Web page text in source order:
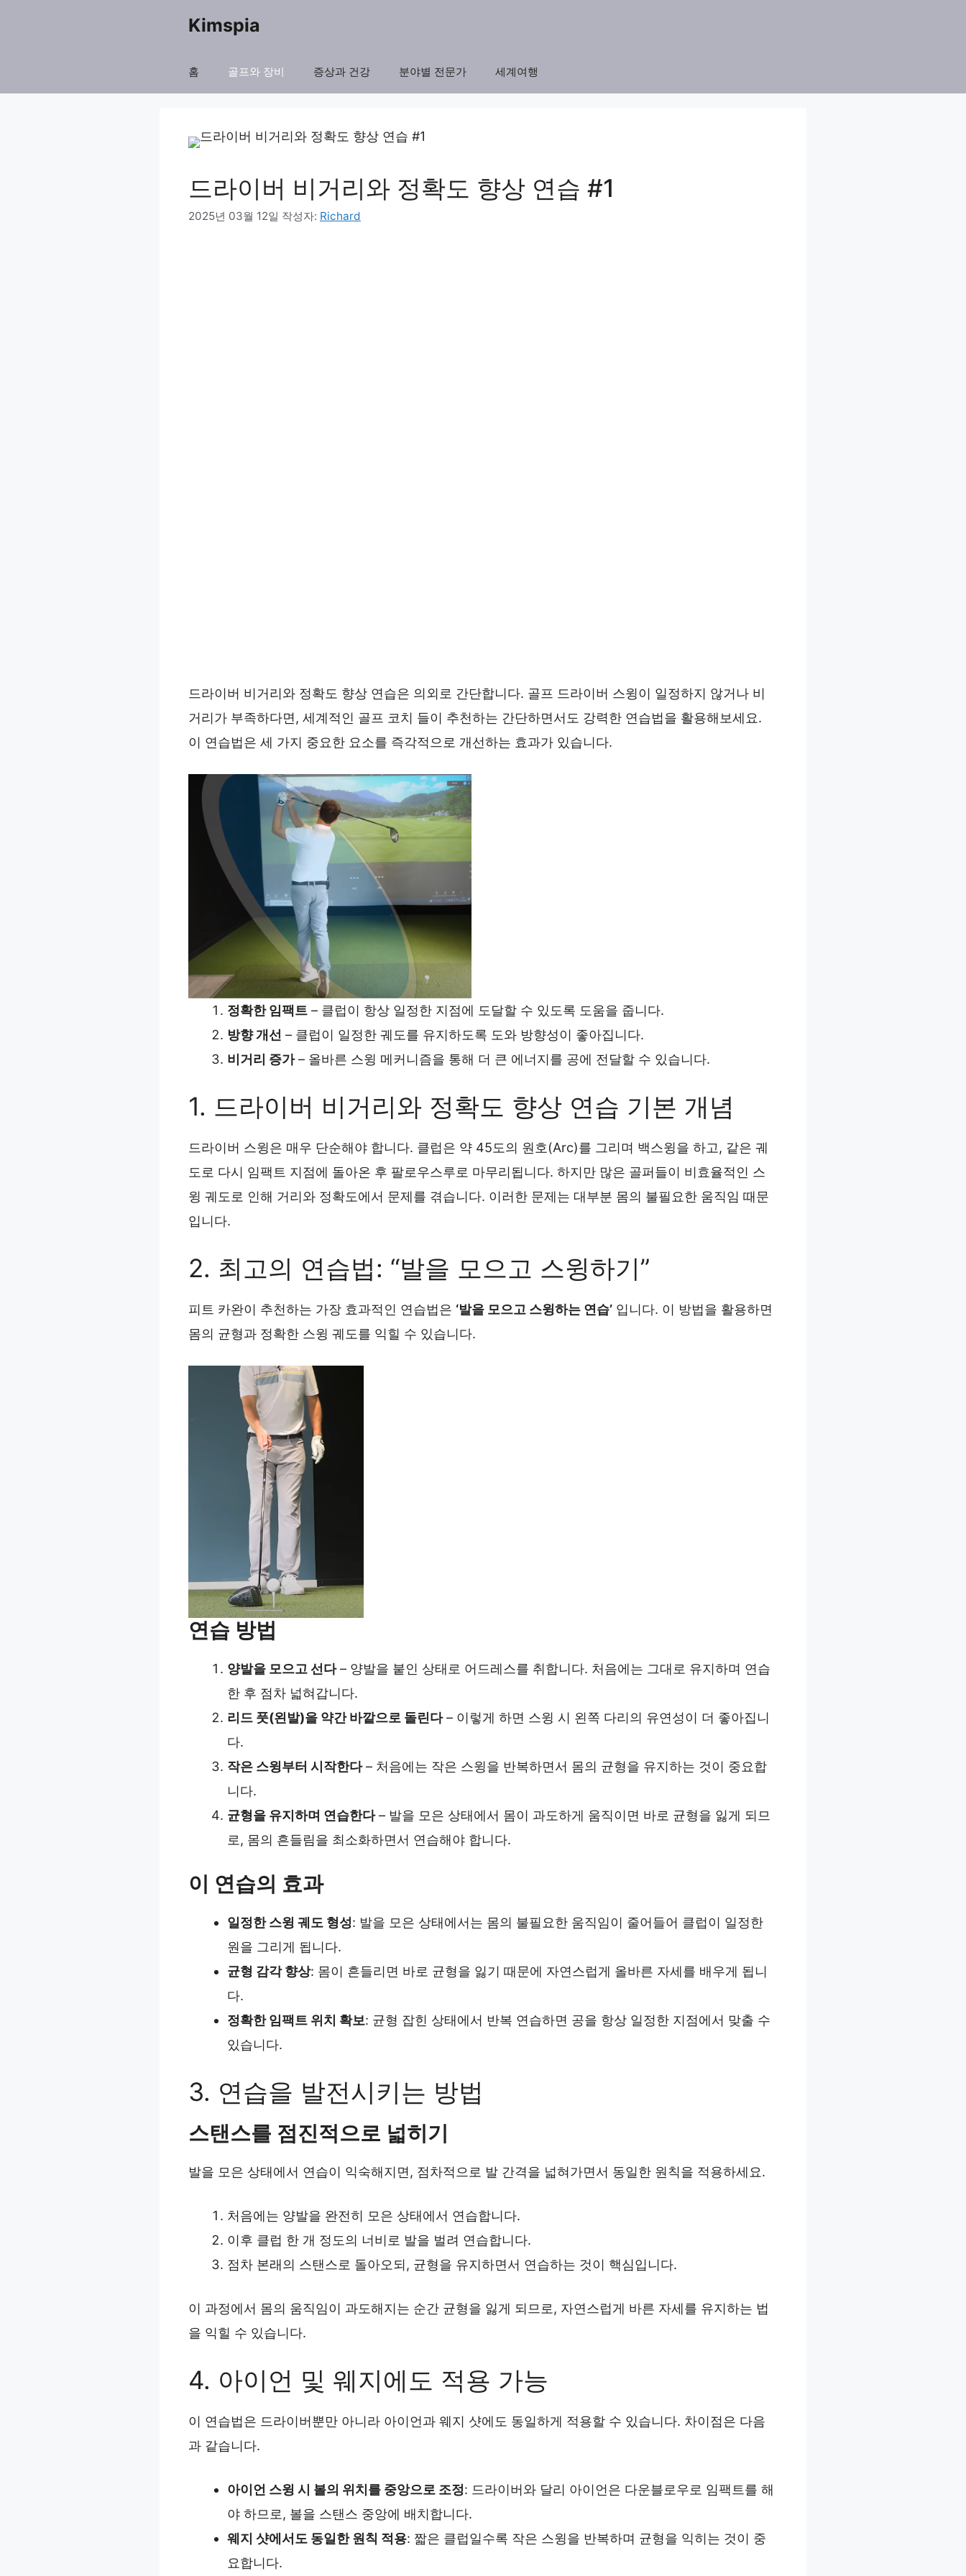
Kimspia
홈 골프와 장비 증상과 건강 분야별 전문가 세계여행
드라이버 비거리와 정확도 향상 연습 #1
2025년 03월 12일 작성자: Richard
드라이버 비거리와 정확도 향상 연습은 의외로 간단합니다. 골프 드라이버 스윙이 일정하지 않거나 비
거리가 부족하다면, 세계적인 골프 코치 들이 추천하는 간단하면서도 강력한 연습법을 활용해보세요.
이 연습법은 세 가지 중요한 요소를 즉각적으로 개선하는 효과가 있습니다.
정확한 임팩트 – 클럽이 항상 일정한 지점에 도달할 수 있도록 도움을 줍니다.
방향 개선 – 클럽이 일정한 궤도를 유지하도록 도와 방향성이 좋아집니다.
비거리 증가– 올바른 스윙 메커니즘을 통해 더 큰 에너지를 공에 전달할 수 있습니다.
1. 드라이버 비거리와 정확도 향상 연습 기본 개념
드라이버 스윙은 매우 단순해야 합니다. 클럽은 약 45도의 원호(Arc)를 그리며 백스윙을 하고, 같은 궤
도로 다시 임팩트 지점에 돌아온 후 팔로우스루로 마무리됩니다. 하지만 많은 골퍼들이 비효율적인 스
윙 궤도로 인해 거리와 정확도에서 문제를 겪습니다. 이러한 문제는 대부분 몸의 불필요한 움직임 때문
입니다.
2. 최고의 연습법: “발을 모으고 스윙하기”
피트 카완이 추천하는 가장 효과적인 연습법은 ‘발을 모으고 스윙하는 연습’ 입니다. 이 방법을 활용하면
몸의 균형과 정확한 스윙 궤도를 익힐 수 있습니다.
연습 방법
양발을 모으고 선다– 양발을 붙인 상태로 어드레스를 취합니다. 처음에는 그대로 유지하며 연습
한 후 점차 넓혀갑니다.
리드 풋(왼발)을 약간 바깥으로 돌린다– 이렇게 하면 스윙 시 왼쪽 다리의 유연성이 더 좋아집니
다.
작은 스윙부터 시작한다– 처음에는 작은 스윙을 반복하면서 몸의 균형을 유지하는 것이 중요합
니다.
균형을 유지하며 연습한다– 발을 모은 상태에서 몸이 과도하게 움직이면 바로 균형을 잃게 되므
로, 몸의 흔들림을 최소화하면서 연습해야 합니다.
이 연습의 효과
일정한 스윙 궤도 형성: 발을 모은 상태에서는 몸의 불필요한 움직임이 줄어들어 클럽이 일정한
원을 그리게 됩니다.
균형 감각 향상: 몸이 흔들리면 바로 균형을 잃기 때문에 자연스럽게 올바른 자세를 배우게 됩니
다.
정확한 임팩트 위치 확보: 균형 잡힌 상태에서 반복 연습하면 공을 항상 일정한 지점에서 맞출 수
있습니다.
3. 연습을 발전시키는 방법
스탠스를 점진적으로 넓히기
발을 모은 상태에서 연습이 익숙해지면, 점차적으로 발 간격을 넓혀가면서 동일한 원칙을 적용하세요.
처음에는 양발을 완전히 모은 상태에서 연습합니다.
이후 클럽 한 개 정도의 너비로 발을 벌려 연습합니다.
점차 본래의 스탠스로 돌아오되, 균형을 유지하면서 연습하는 것이 핵심입니다.
이 과정에서 몸의 움직임이 과도해지는 순간 균형을 잃게 되므로, 자연스럽게 바른 자세를 유지하는 법
을 익힐 수 있습니다.
4. 아이언 및 웨지에도 적용 가능
이 연습법은 드라이버뿐만 아니라 아이언과 웨지 샷에도 동일하게 적용할 수 있습니다. 차이점은 다음
과 같습니다.
아이언 스윙 시 볼의 위치를 중앙으로 조정: 드라이버와 달리 아이언은 다운블로우로 임팩트를 해
야 하므로, 볼을 스탠스 중앙에 배치합니다.
웨지 샷에서도 동일한 원칙 적용: 짧은 클럽일수록 작은 스윙을 반복하며 균형을 익히는 것이 중
요합니다.